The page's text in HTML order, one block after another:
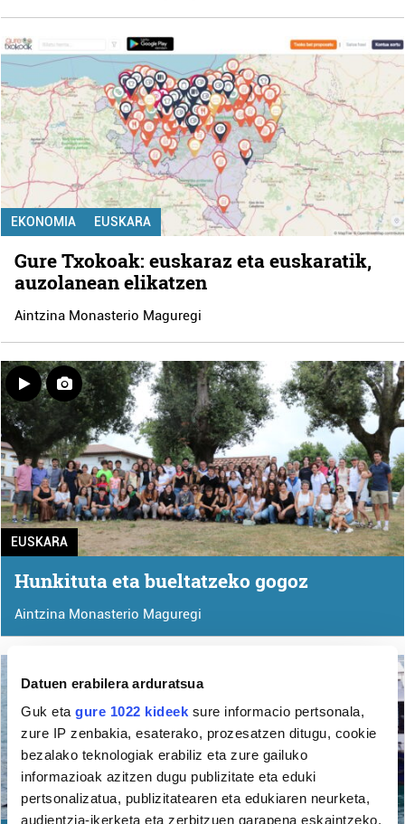
Datuen erabilera arduratsua
Guk eta gure 1022 kideek sure informacio pertsonala,
zure IP zenbakia, esaterako, prozesatzen ditugu, cookie
bezalako teknologiak erabiliz eta zure gailuko
informazioak azitzen dugu publizitate eta eduki
pertsonalizatua, publizitatearen eta edukiaren neurketa,
audientzia-ikerketa eta zerbitzuen garapena eskaintzeko.
EKONOMIA EUSKARA
Gure Txokoak: euskaraz eta euskaratik,
auzolanean elikatzen
Aintzina Monasterio Maguregi
EUSKARA
Hunkituta eta bueltatzeko gogoz
Aintzina Monasterio Maguregi